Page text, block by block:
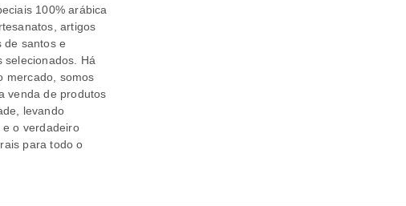
100% arábica
artigos
de santos e
selecionados. Há
mercado, somos
venda de produtos
levando
o verdadeiro
para todo o